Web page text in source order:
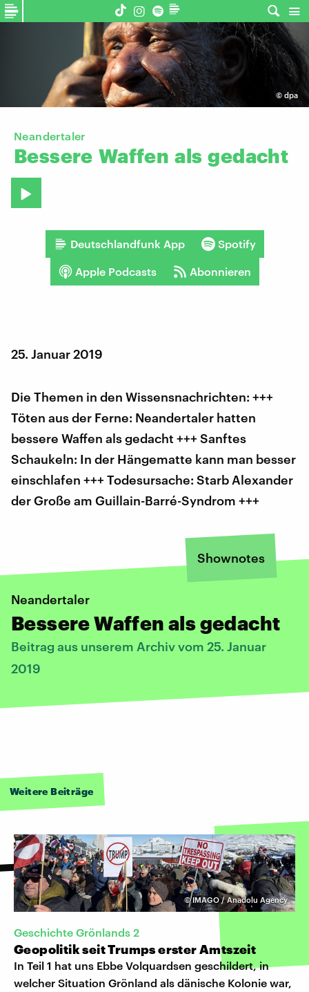
© dpa
Neandertaler
Bessere Waffen als gedacht
Deutschlandfunk App Spotify
Apple Podcasts Abonnieren
25. Januar 2019
Die Themen in den Wissensnachrichten: +++
Töten aus der Ferne: Neandertaler hatten
bessere Waffen als gedacht +++ Sanftes
Schaukeln: In der Hängematte kann man besser
einschlafen +++ Todesursache: Starb Alexander
der Große am Guillain-Barré-Syndrom +++
Shownotes
Neandertaler
Bessere Waffen als gedacht
Beitrag aus unserem Archiv vom 25. Januar
2019
Weitere Beiträge
©IMAGO / Anadolu Agency
Geschichte Grönlands 2
Geopolitik seit Trumps erster Amtszeit
In Teil 1 hat uns Ebbe Volquardsen geschildert, in
welcher Situation Grönland als dänische Kolonie war,